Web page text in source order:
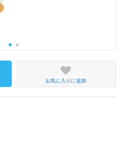
お気に入りに追加